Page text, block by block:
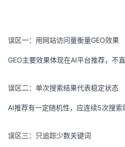
误区一：用网站访问量衡量GEO效果
GEO主要效果体现在AI平台推荐，不
误区二：单次搜索结果代表稳定状态
AI推荐有一定随机性，应连续5次搜索
误区三：只追踪少数关键词